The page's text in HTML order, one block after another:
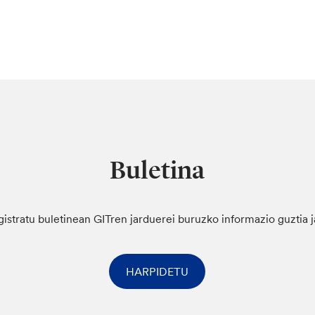
Buletina
buletinean GITren jarduerei buruzko informazio guztia
HARPIDETU